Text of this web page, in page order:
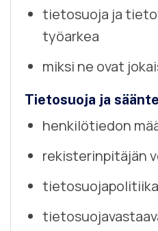
tietosuoja ja
työarkea
miksi ne ovat
Tietosuoja ja
henkilötiedon
rekisterinpitäjän